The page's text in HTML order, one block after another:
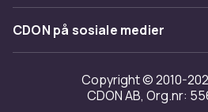
Kundeanmeldelser
Jobbe på CDON
Investor relations
Tilgjengelighet
Merchant Help Center
CDON på sosiale medier
Copyright © 2010-
CDON AB, Org.nr: